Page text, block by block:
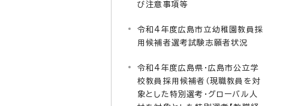
び注意事項等
令和4年度広島市立幼稚園教員採
用候補者選考試験志願者状況
令和4年度広島県・広島市公立学
校教員採用候補者（現職教員を対
象とした特別選考・グローバル人